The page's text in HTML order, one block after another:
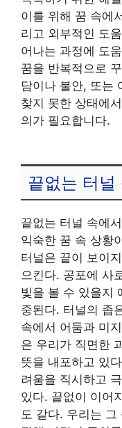
이를 위해 꿈 속에
리고 외부적인 도
어나는 과정에 도
꿈을 반복적으로
담이나 불안, 또는
찾지 못한 상태에
의가 필요합니다.
끝없는 터널
끝없는 터널 속에
익숙한 꿈 속 상황
터널은 끝이 보이
으킨다. 공포에 사
빛을 볼 수 있을지
중된다. 터널의 좁
속에서 어둠과 미
은 우리가 직면한
뜻을 내포하고 있
려움을 직시하고
있다. 끝없이 이어
도 같다. 우리는 그